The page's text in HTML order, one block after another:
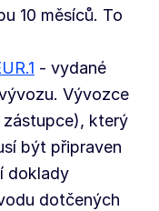
10 měsíců. To
- vydané
Vývozce
zástupce), který
být připraven
doklady
dotčených